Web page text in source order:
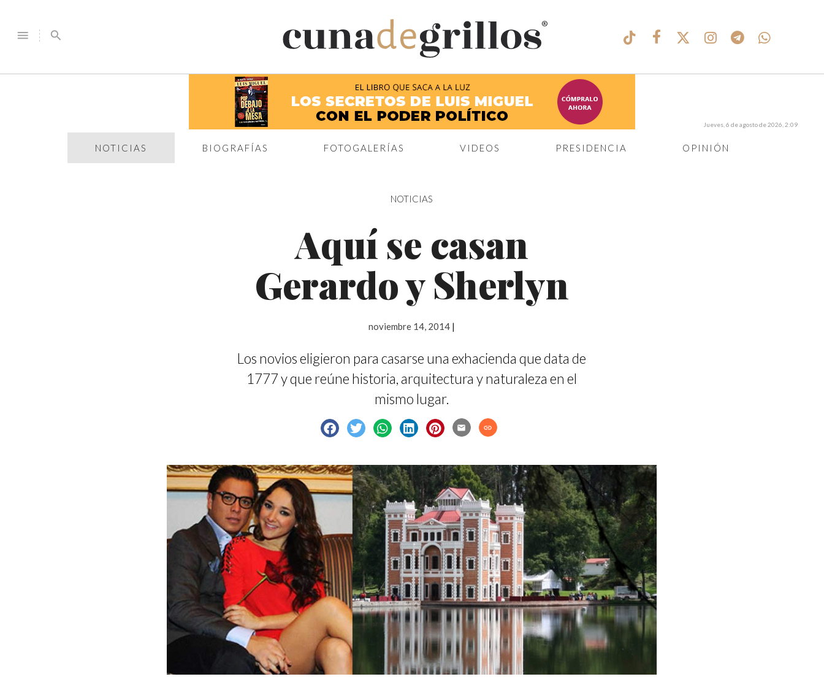
menu search
®
NOTICIAS BIOGRAFÍAS FOTOGALERÍAS VIDEOS PRESIDENCIA OPINIÓN
Jueves, 6 de agosto de 2026, 2:09
NOTICIAS
Aquí se casan
Gerardo y Sherlyn
noviembre 14, 2014 |
Los novios eligieron para casarse una exhacienda que data de
1777 y que reúne historia, arquitectura y naturaleza en el
mismo lugar.
email link